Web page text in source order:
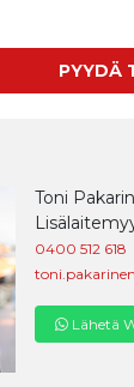
PYYDÄ
Toni
0400 512 618
Lähetä